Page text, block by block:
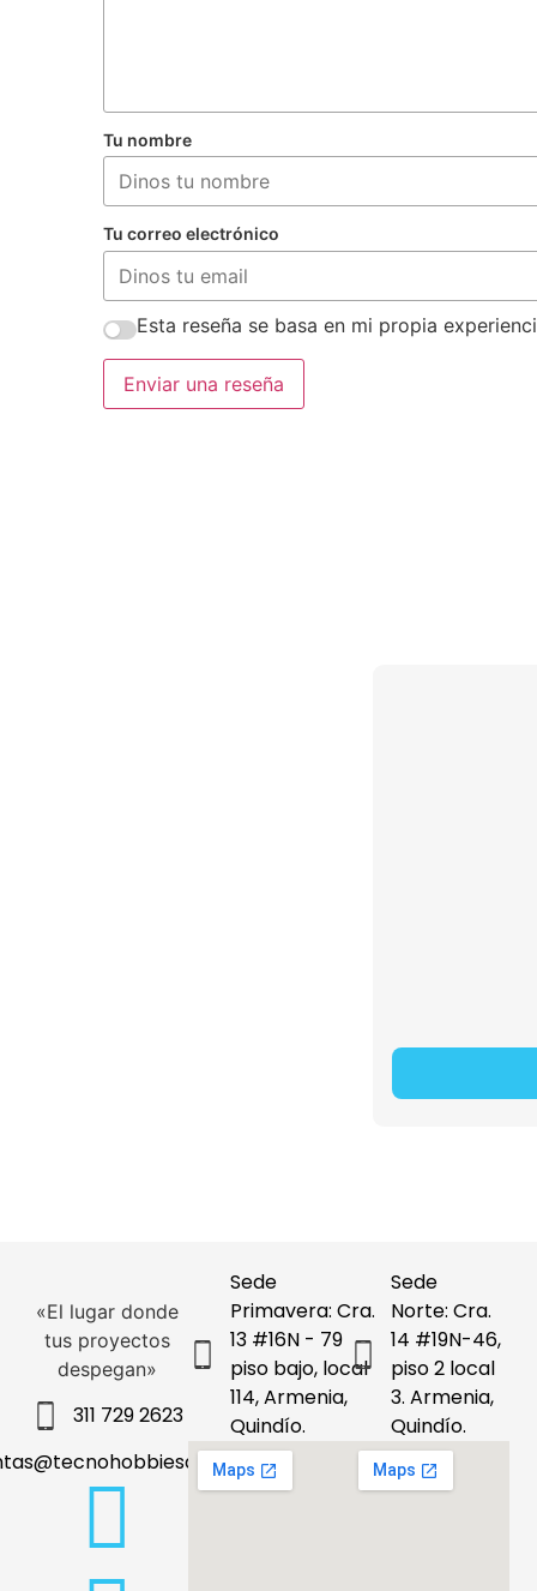
Tu nombre
Tu correo electrónico
Esta reseña se basa en mi propia
Enviar una reseña
«El lugar donde
tus proyectos
despegan»
311 729 2623
Sede
Primavera: Cra.
13 #16N - 79
piso bajo, local
114, Armenia,
Quindío.
Sede
Norte: Cra.
14 #19N-46,
piso 2 local
3. Armenia,
Quindío.